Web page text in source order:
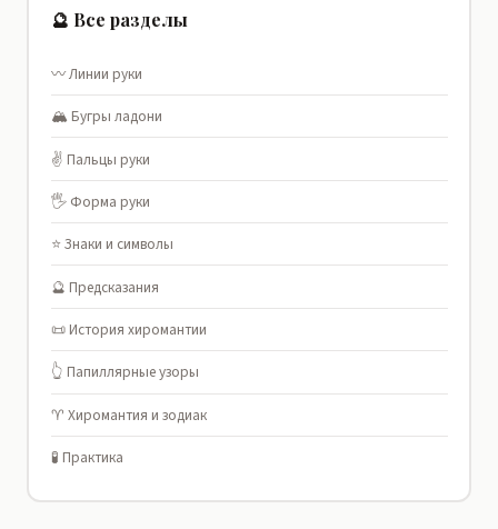
🔮 Все разделы
〰️ Линии руки
🏔️ Бугры ладони
✌️ Пальцы руки
🖐️ Форма руки
⭐ Знаки и символы
🔮 Предсказания
📜 История хиромантии
👆 Папиллярные узоры
♈ Хиромантия и зодиак
🧪 Практика